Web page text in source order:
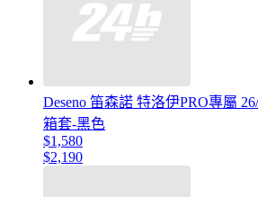
Deseno 笛森諾 特洛伊PRO專屬
箱套-黑色
$1,580
$2,190